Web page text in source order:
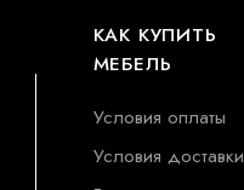
КАК КУПИТЬ
МЕБЕЛЬ
Условия оплаты
Условия доставки